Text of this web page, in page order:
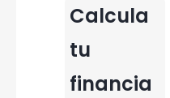
Calcula
tu
financia